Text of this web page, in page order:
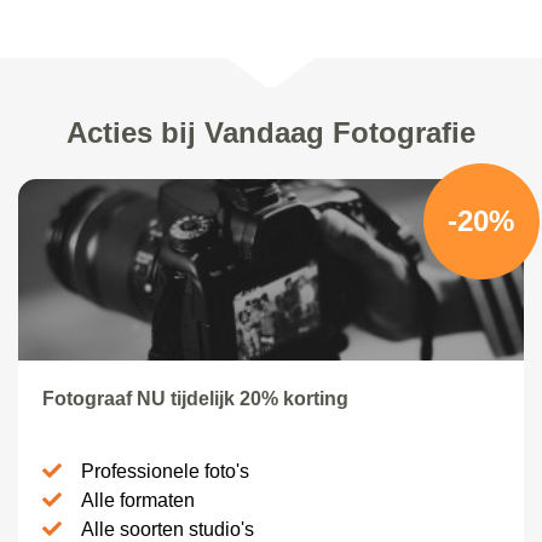
Acties bij Vandaag Fotografie
-20%
Fotograaf NU tijdelijk 20% korting
Professionele foto's
Alle formaten
Alle soorten studio's